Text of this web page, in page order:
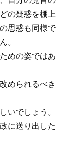
の疑惑を棚上
思惑も同様で
。
めの姿ではあ
められるべき
いでしょう。
に送り出した